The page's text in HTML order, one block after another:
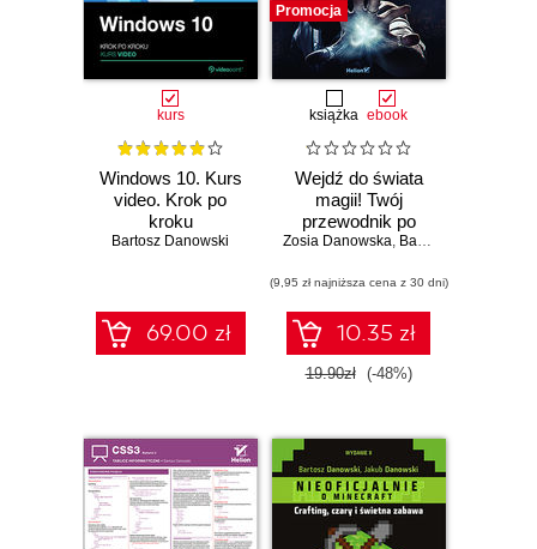
kurs
Windows 10. Kurs
video. Krok po
kroku
Bartosz Danowski
69.00 zł
Promocja
książka ebook
Wejdź do świata
magii! Twój
przewodnik po
grze Harry Potter:
Zosia Danowska, Bartosz Danowski
(9,95 zł najniższa cena z 30 dni)
10.35 zł
19.90zł (-48%)